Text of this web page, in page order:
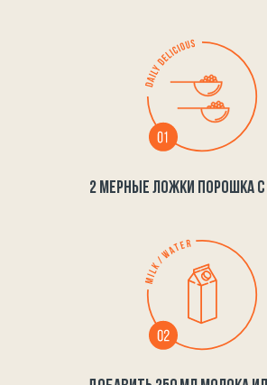
2 МЕРНЫЕ ЛОЖКИ ПОРОШКА С